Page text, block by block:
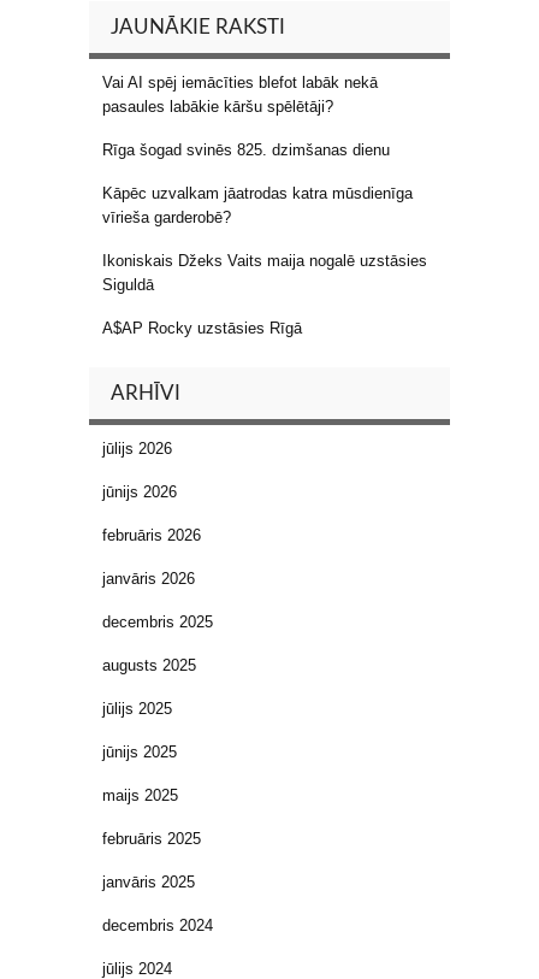
JAUNĀKIE RAKSTI
Vai AI spēj iemācīties blefot labāk nekā
pasaules labākie kāršu spēlētāji?
Rīga šogad svinēs 825. dzimšanas dienu
Kāpēc uzvalkam jāatrodas katra mūsdienīga
vīrieša garderobē?
Ikoniskais Džeks Vaits maija nogalē uzstāsies
Siguldā
A$AP Rocky uzstāsies Rīgā
ARHĪVI
jūlijs 2026
jūnijs 2026
februāris 2026
janvāris 2026
decembris 2025
augusts 2025
jūlijs 2025
jūnijs 2025
maijs 2025
februāris 2025
janvāris 2025
decembris 2024
jūlijs 2024